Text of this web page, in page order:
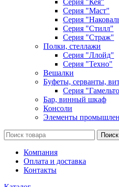
Серия "Кея"
Серия "Маст"
Серия
Серия "Стилл"
Серия "Страж"
Полки, стеллажи
Серия "Ллойд"
Серия "Техно"
Вешалки
Буфеты, серванты,
Серия
Бар, винный шкаф
Консоли
Элементы
Поиск
Компания
Оплата и доставка
Контакты